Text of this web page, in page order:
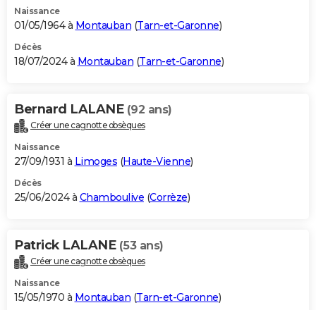
Naissance
01/05/1964 à Montauban (Tarn-et-Garonne)
Décès
18/07/2024 à Montauban (Tarn-et-Garonne)
Bernard LALANE (92 ans)
Créer une cagnotte obsèques
Naissance
27/09/1931 à Limoges (Haute-Vienne)
Décès
25/06/2024 à Chamboulive (Corrèze)
Patrick LALANE (53 ans)
Créer une cagnotte obsèques
Naissance
15/05/1970 à Montauban (Tarn-et-Garonne)